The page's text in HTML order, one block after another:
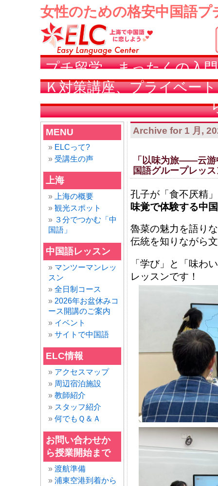
女性のための格安中国語
プチ留学、まったくの入
Ｋ対策講座、プライベー
MENU
ELCって?
受講生の声
上海
上海の概要
観光スポット
３分でつかむ「中
国語」
中国語レッスン
マンツーマンレッ
スン
全日制コース
2026年お盆休みコ
ース開講のご案内
イベント
サイトで中国語
ELC情報
アクセスマップ
周辺宿泊施設
教師紹介
スタッフ紹介
何でもＱ＆Ａ
お問い合わせか
ら授業開始まで
渡航準備
浦東空港到着から
Archive for 1 月,
「以味为旅——云游
国語グループレッ
孔子が「食不厌精
味覚で体験する中
魯菜の魅力を語り
伝統を知りながら
「学び」と「味わ
レッスンです！